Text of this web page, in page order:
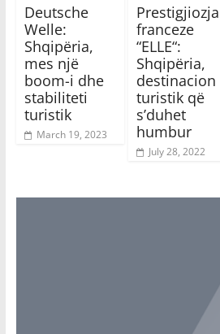
Deutsche
Welle:
Shqipëria,
mes një
boom-i dhe
stabiliteti
turistik
March 19, 2023
Prestigjiozja
franceze
“ELLE“:
Shqipëria,
destinacion
turistik që
s’duhet
humbur
July 28, 2022